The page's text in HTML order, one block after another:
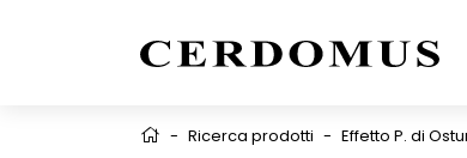
- Ricerca prodotti - Effetto P. di